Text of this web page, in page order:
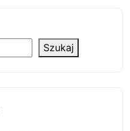
Szukaj